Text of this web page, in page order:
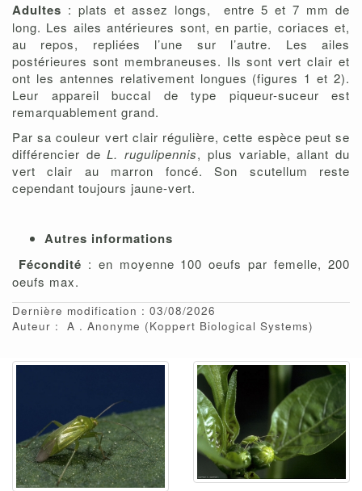
Adultes : plats et assez longs, entre 5 et 7 mm de
long. Les ailes antérieures sont, en partie, coriaces et,
au repos, repliées l’une sur l’autre. Les ailes
postérieures sont membraneuses. Ils sont vert clair et
ont les antennes relativement longues (figures 1 et 2).
Leur appareil buccal de type piqueur-suceur est
remarquablement grand.
Par sa couleur vert clair régulière, cette espèce peut se
différencier de L. rugulipennis, plus variable, allant du
vert clair au marron foncé. Son scutellum reste
cependant toujours jaune-vert.
Autres informations
Fécondité : en moyenne 100 oeufs par femelle, 200
oeufs max.
Dernière modification : 03/08/2026
Auteur :
A Anonyme (Koppert Biological Systems)